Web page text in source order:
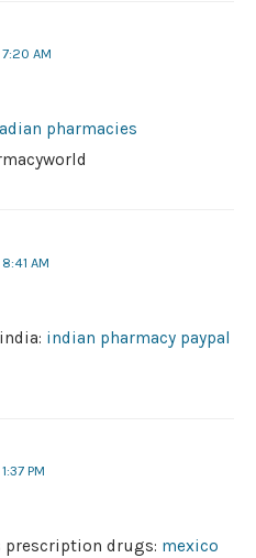
AM
pharmacies
AM
indian pharmacy paypal
PM
prescription drugs: mexico